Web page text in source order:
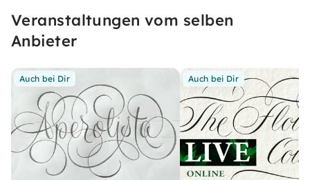
neue kreative Möglichkeiten zu entdecken.
Veranstaltungen vom selben
Anbieter
Auch bei Dir Auch bei Dir